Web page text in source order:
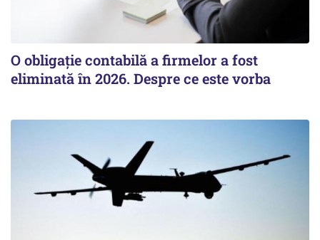
O obligație contabilă a firmelor a fost
eliminată în 2026. Despre ce este vorba